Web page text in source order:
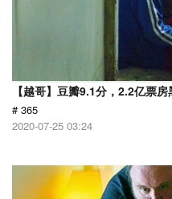
【越哥】豆瓣9.1分，2.2亿票
# 365
2020-07-25 03:24